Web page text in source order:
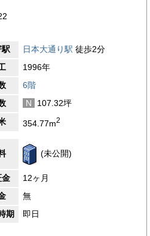
駅 日本大通り駅 徒歩2分
1996年
6階
N
107.32坪
354.77m2
(未公開)
金
12ヶ月
無
期
即日